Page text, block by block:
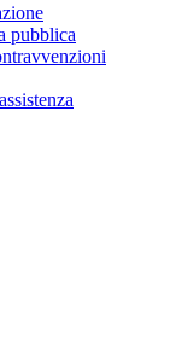
pubblica